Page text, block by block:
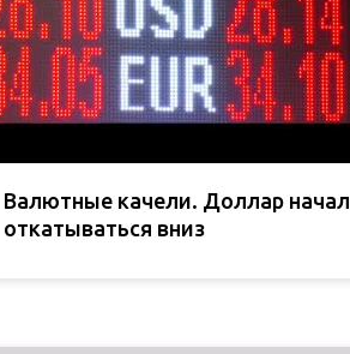
Валютные качели. Доллар начал
откатываться вниз